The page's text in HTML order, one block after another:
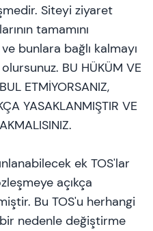
Siteyi ziyaret
tamamını
ve bunlara bağlı kalmayı
BU HÜKÜM VE
ETMİYORSANIZ,
YASAKLANMIŞTIR VE
ek TOS'lar
açıkça
Bu TOS'u herhangi
nedenle değiştirme